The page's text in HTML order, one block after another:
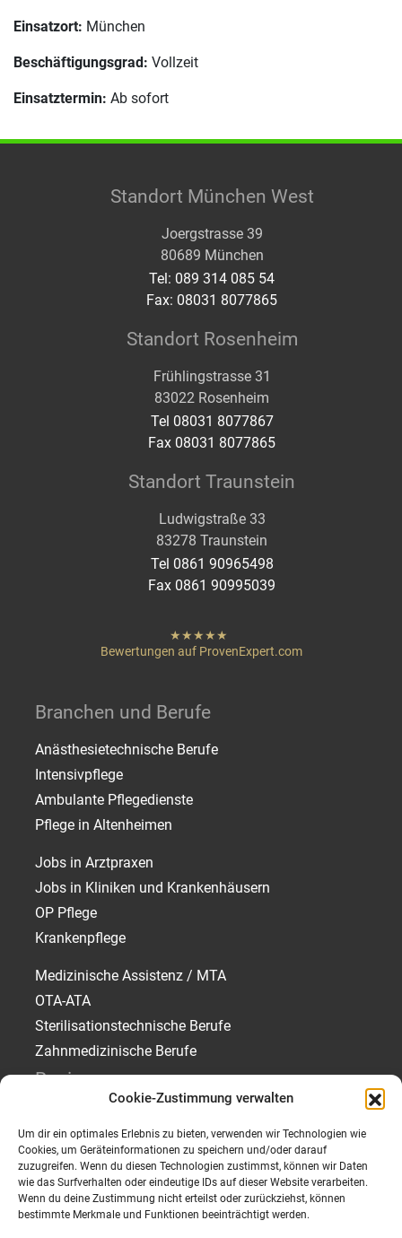
Cookie-Zustimmung verwalten
Um dir ein optimales Erlebnis zu bieten, verwenden wir Technologien wie
Cookies, um Geräteinformationen zu speichern und/oder darauf
zuzugreifen. Wenn du diesen Technologien zustimmst, können wir Daten
wie das Surfverhalten oder eindeutige IDs auf dieser Website verarbeiten.
Wenn du deine Zustimmung nicht erteilst oder zurückziehst, können
bestimmte Merkmale und Funktionen beeinträchtigt werden.
Einsatzort: München
Beschäftigungsgrad: Vollzeit
Einsatztermin: Ab sofort
Standort München West
Joergstrasse 39
80689 München
Tel: 089 314 085 54
Fax: 08031 8077865
Standort Rosenheim
Frühlingstrasse 31
83022 Rosenheim
Tel 08031 8077867
Fax 08031 8077865
Standort Traunstein
Ludwigstraße 33
83278 Traunstein
Tel 0861 90965498
Fax 0861 90995039
hat "von
Bewertungen auf ProvenExpert.com
Branchen und Berufe
Anästhesietechnische Berufe
Intensivpflege
Ambulante Pflegedienste
Pflege in Altenheimen
Jobs in Arztpraxen
Jobs in Kliniken und Krankenhäusern
OP Pflege
Krankenpflege
Medizinische Assistenz / MTA
OTA-ATA
Sterilisationstechnische Berufe
Zahnmedizinische Berufe
Regionen
Jobs in Rosenheim
Jobs in Traunstein
Jobs in Starnberg